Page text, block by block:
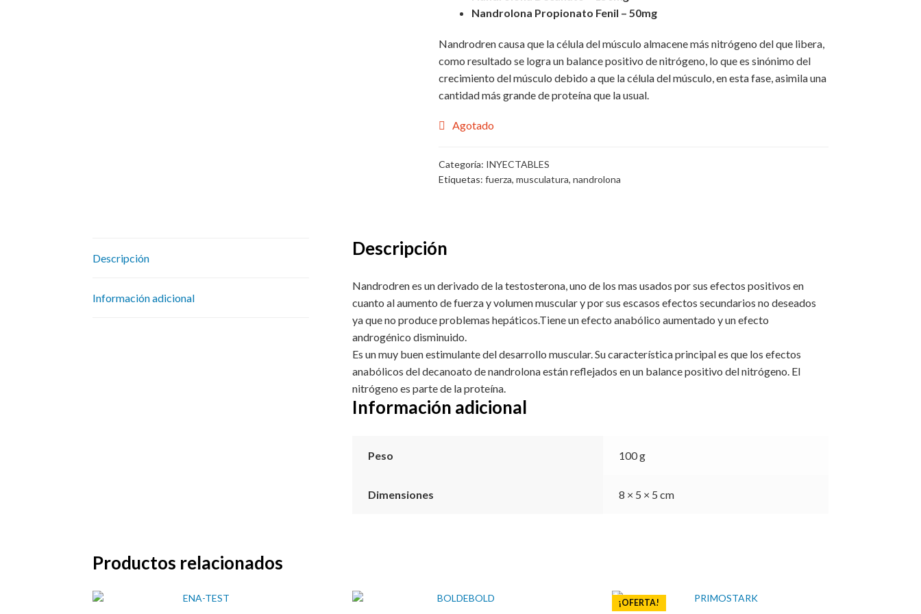
Nandrolona Propionato Fenil – 50mg
Nandrodren causa que la célula del músculo almacene más nitrógeno del que libera,
como resultado se logra un balance positivo de nitrógeno, lo que es sinónimo del
crecimiento del músculo debido a que la célula del músculo, en esta fase, asimila una
cantidad más grande de proteína que la usual.
Agotado
Categoría: INYECTABLES
Etiquetas:fuerza,musculatura,nandrolona
Descripción
Información adicional
Descripción
Nandrodren es un derivado de la testosterona, uno de los mas usados por sus efectos positivos en
cuanto al aumento de fuerza y volumen muscular y por sus escasos efectos secundarios no deseados
ya que no produce problemas hepáticos.Tiene un efecto anabólico aumentado y un efecto
androgénico disminuido.
Es un muy buen estimulante del desarrollo muscular. Su característica principal es que los efectos
anabólicos del decanoato de nandrolona están reflejados en un balance positivo del nitrógeno. El
nitrógeno es parte de la proteína.
Información adicional
Peso 100 g
Dimensiones 8 × 5 × 5 cm
Productos relacionados
¡OFERTA!